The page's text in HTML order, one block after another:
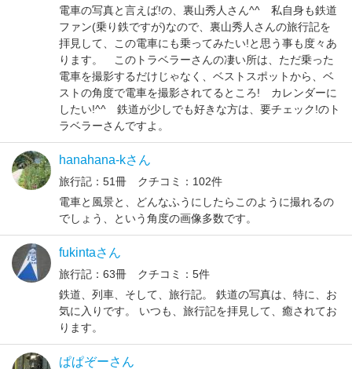
電車の写真と言えば!の、裏山秀人さん^^ 私自身も鉄道
ファン(乗り鉄ですが)なので、裏山秀人さんの旅行記を
拝見して、この電車にも乗ってみたい!と思う事も度々あ
ります。 このトラベラーさんの凄い所は、ただ乗った
電車を撮影するだけじゃなく、ベストスポットから、ベ
ストの角度で電車を撮影されてるところ! カレンダーに
したい!^^ 鉄道が少しでも好きな方は、要チェック!のト
ラベラーさんですよ。
hanahana-kさん
旅行記：51冊 クチコミ：102件
電車と風景と、どんなふうにしたらこのように撮れるの
でしょう、という角度の画像多数です。
fukintaさん
旅行記：63冊 クチコミ：5件
鉄道、列車、そして、旅行記。 鉄道の写真は、特に、お
気に入りです。 いつも、旅行記を拝見して、癒されてお
ります。
ぱぱぞーさん